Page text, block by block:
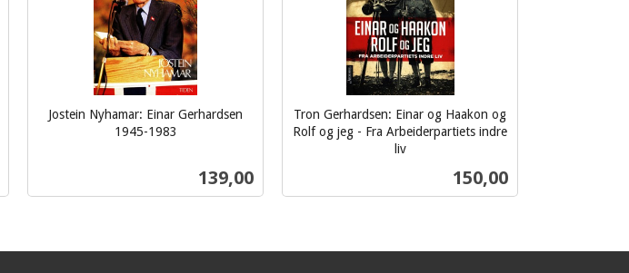
Jostein Nyhamar: Einar Gerhardsen
1945-1983
Pris
139,00
Tron Gerhardsen: Einar og Haakon og
Rolf og jeg - Fra Arbeiderpartiets indre
liv
Pris
150,00